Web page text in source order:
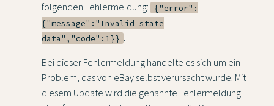
folgenden Fehlermeldung:
{"error":
{"message":"Invalid state
data","code":1}} .
Bei dieser Fehlermeldung handelte es sich um ein
Problem, das von eBay selbst verursacht wurde. Mit
diesem Update wird die genannte Fehlermeldung